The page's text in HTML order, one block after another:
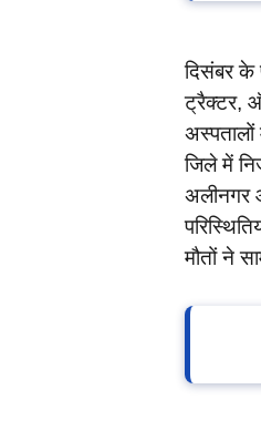
दिसंबर के
ट्रैक्टर,
जिले में
अलीनगर
मौतों ने